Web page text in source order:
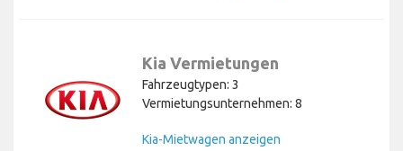
Kia Vermietungen
Fahrzeugtypen: 3
Vermietungsunternehmen: 8
Kia-Mietwagen anzeigen